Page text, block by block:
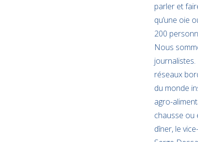
parler et
qu’une oie
200
Nous
réseaux
du monde
agro-
chausse ou
dîner, le